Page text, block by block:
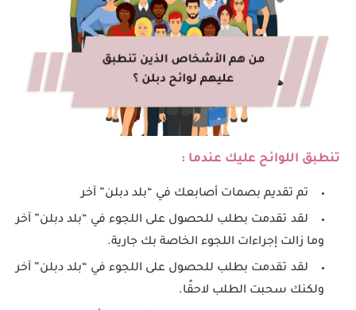
تنطبق اللوائح عليك عندما :
تم تقديم بصمات أصابعك في “بلد دبلن” آخر
لقد تقدمت بطلب للحصول على اللجوء في “بلد دبلن” آخر
وما زالت إجراءات اللجوء الخاصة بك جارية.
لقد تقدمت بطلب للحصول على اللجوء في “بلد دبلن” آخر
ولكنك سحبت الطلب لاحقًا.